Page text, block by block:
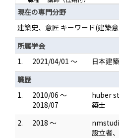
現在の専門分野
建築史、意匠 キーワード(建築
所属学会
1.
2021/04/01 ～
日本建
職歴
1.
2010/06 ～
2018/07
huber
築士
2.
2018 ～
設立者